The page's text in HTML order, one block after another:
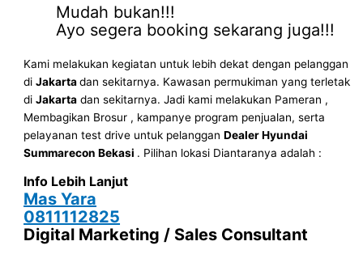
Mudah bukan!!!
Ayo segera booking sekarang juga!!!
Kami melakukan kegiatan untuk lebih dekat dengan pelanggan
diJakartadan sekitarnya. Kawasan permukiman yang terletak
diJakarta dan sekitarnya. Jadi kami melakukan Pameran ,
Membagikan Brosur , kampanye program penjualan, serta
pelayanan test drive untuk pelangganDealer Hyundai
Summarecon Bekasi . Pilihan lokasi Diantaranya adalah :
Info Lebih Lanjut
Mas Yara
0811112825
Digital Marketing / Sales Consultant